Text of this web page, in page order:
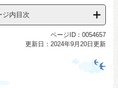
ジ内目次
ページID：0054657
更新日：2024年9月20日更新